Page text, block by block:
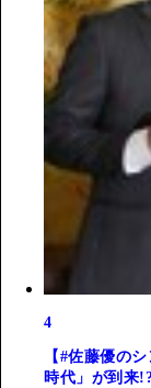
4
【#佐藤優の
時代」が到来